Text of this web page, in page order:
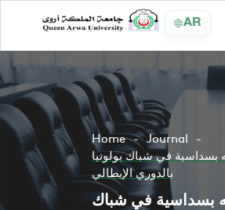
AR
Home
Journal
بسداسية في شباك بولونيا
بالدوري الإيطالي
بسداسية في شباك